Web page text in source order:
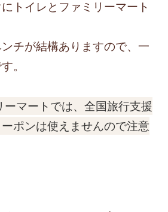
トイレとファミリーマート
チが結構ありますので、一
。
ーマートでは、全国旅行支援
ポンは使えませんので注意